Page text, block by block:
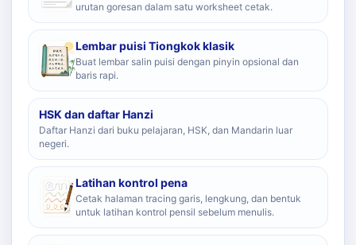
urutan goresan dalam satu worksheet cetak.
Lembar puisi Tiongkok klasik
Buat lembar salin puisi dengan pinyin opsional dan
baris rapi.
HSK dan daftar Hanzi
Daftar Hanzi dari buku pelajaran, HSK, dan Mandarin luar
negeri.
Latihan kontrol pena
Cetak halaman tracing garis, lengkung, dan bentuk
untuk latihan kontrol pensil sebelum menulis.